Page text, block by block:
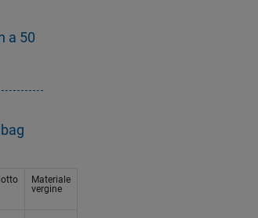
a 50
Materiale
vergine